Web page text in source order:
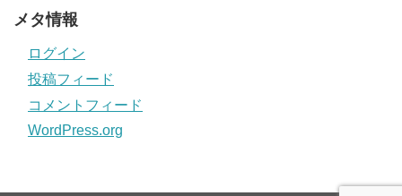
メタ情報
ログイン
投稿フィード
コメントフィード
WordPress.org